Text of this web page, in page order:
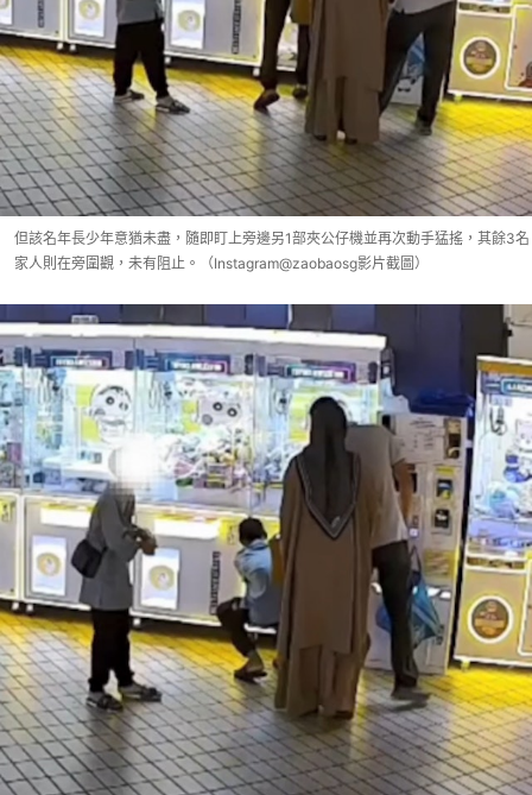
但該名年長少年意猶未盡，隨即盯上旁邊另1部夾公仔機並再次動手猛搖，其餘3名
家人則在旁圍觀，未有阻止。（Instagram@zaobaosg影片截圖）